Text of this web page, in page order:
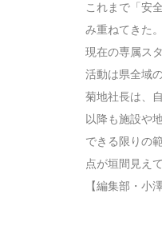
これまで「安
み重ねてきた。
現在の専属ス
活動は県全域
菊地社長は、
以降も施設や
できる限りの
点が垣間見え
【編集部・小澤